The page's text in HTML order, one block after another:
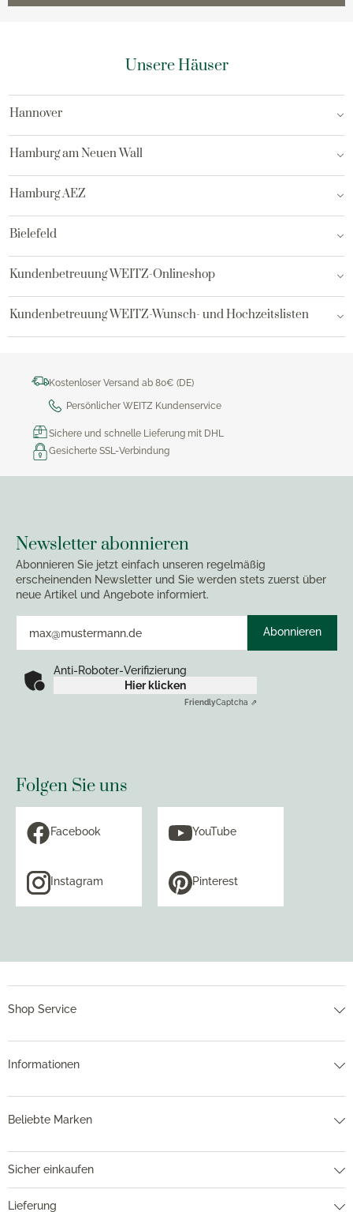
Unsere Häuser
Hannover
Hamburg am Neuen Wall
Hamburg AEZ
Bielefeld
Kundenbetreuung WEITZ-Onlineshop
Kundenbetreuung WEITZ-Wunsch- und Hochzeitslisten
Kostenloser Versand ab 80€ (DE)
Persönlicher WEITZ Kundenservice
Sichere und schnelle Lieferung mit DHL
Gesicherte SSL-Verbindung
Newsletter abonnieren
Abonnieren Sie jetzt einfach unseren regelmäßig
erscheinenden Newsletter und Sie werden stets zuerst über
neue Artikel und Angebote informiert.
Abonnieren
Anti-Roboter-Verifizierung
Hier klicken
FriendlyCaptcha ⇗
Folgen Sie uns
Facebook YouTube
Instagram Pinterest
Shop Service
Informationen
Beliebte Marken
Sicher einkaufen
Lieferung